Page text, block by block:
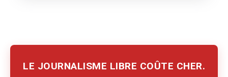
LE JOURNALISME LIBRE COÛTE CHER.